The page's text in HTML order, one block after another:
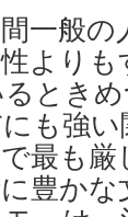
間一般
より
とき
も強
最も
豊か